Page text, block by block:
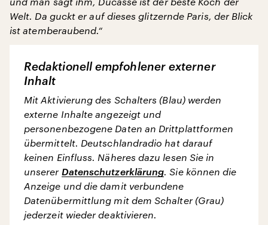
Welt. Da guckt er auf dieses glitzernde Paris, der Blick
ist atemberaubend.“
Redaktionell empfohlener externer
Inhalt
Mit Aktivierung des Schalters (Blau) werden
externe Inhalte angezeigt und
personenbezogene Daten an Drittplattformen
übermittelt. Deutschlandradio hat darauf
keinen Einfluss. Näheres dazu lesen Sie in
unserer Datenschutzerklärung. Sie können die
Anzeige und die damit verbundene
Datenübermittlung mit dem Schalter (Grau)
jederzeit wieder deaktivieren.